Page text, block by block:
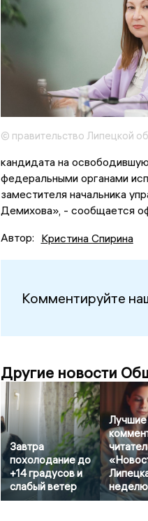
© правительство Липецкой
кандидата на
федеральными органами
заместителя начальника
Демихова», - сообщается
Автор: Кристина Спирина
Комментируйте
Другие новости
Завтра
похолодание до
+14 градусов и
слабый ветер
Лучшие
неделю